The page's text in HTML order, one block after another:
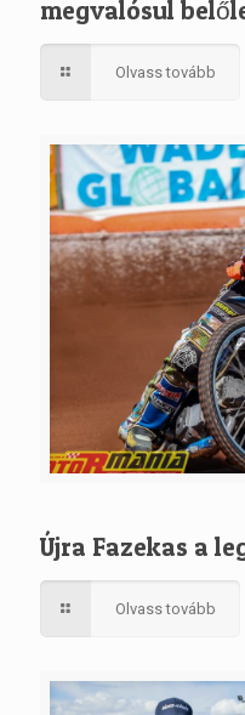
megvalósul
Olvass tovább
Újra Fazekas a
Olvass tovább